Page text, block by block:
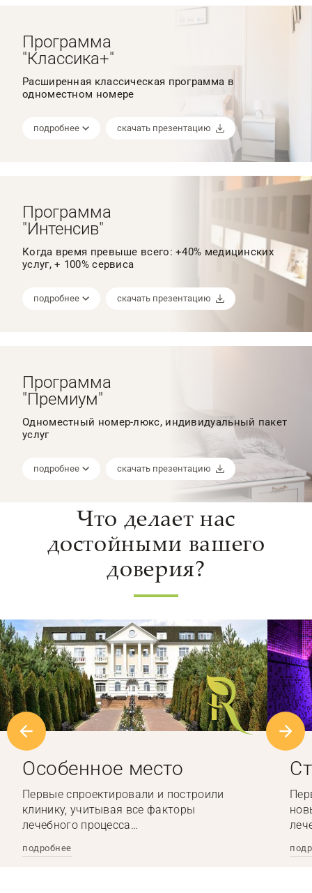
Программа
"Классика+"
Расширенная классическая программа в
одноместном номере
подробнее скачать презентацию
Программа
"Интенсив"
Когда время превыше всего: +40% медицинских
услуг, + 100% сервиса
подробнее скачать презентацию
Программа
"Премиум"
Одноместный номер-люкс, индивидуальный пакет
услуг
подробнее скачать презентацию
Что делает нас
достойными вашего
доверия?
Особенное место
Первые спроектировали и построили
клинику, учитывая все факторы
лечебного процесса…
подробнее